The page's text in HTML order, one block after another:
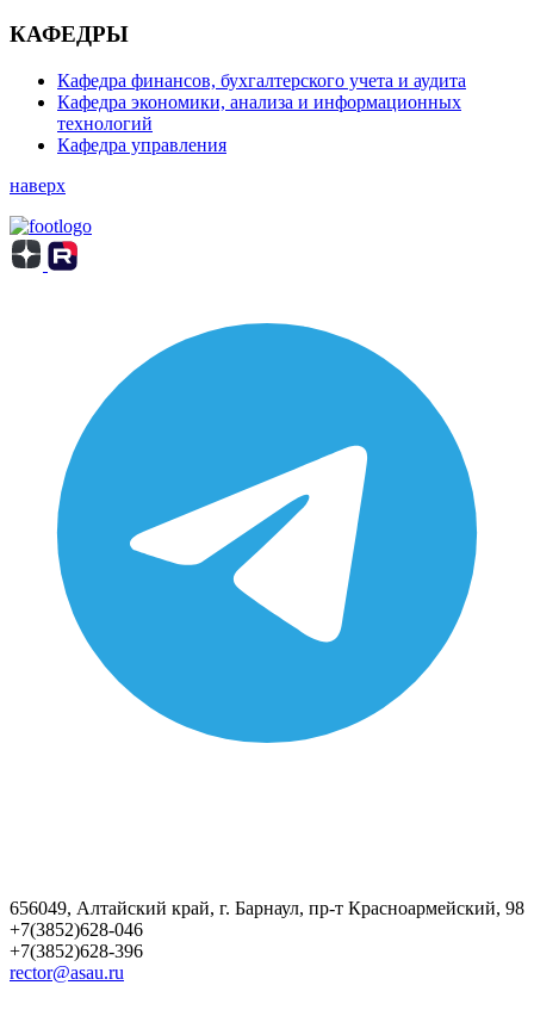
КАФЕДРЫ
Кафедра финансов, бухгалтерского учета и аудита
Кафедра экономики, анализа и информационных
технологий
Кафедра управления
наверх
656049, Алтайский край, г. Барнаул, пр-т Красноармейский, 98
+7(3852)628-046
+7(3852)628-396
rector@asau.ru